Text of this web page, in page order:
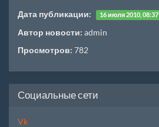
Дата публикации: 16 июля 2010, 08:37
Автор новости: admin
Просмотров: 782
Социальные сети
Vk